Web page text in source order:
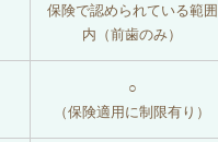
保険で認められている範囲
内（前歯のみ）
○
（保険適用に制限有り）